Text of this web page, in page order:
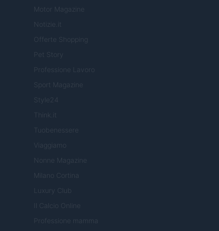
Motor Magazine
Notizie.it
Offerte Shopping
Pet Story
Professione Lavoro
Sport Magazine
Style24
Think.it
Tuobenessere
Viaggiamo
Nonne Magazine
Milano Cortina
Luxury Club
Il Calcio Online
Professione mamma